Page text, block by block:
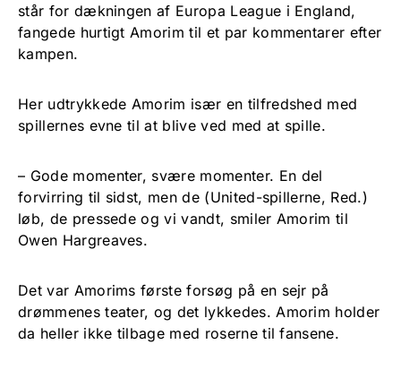
står for dækningen af Europa League i England,
fangede hurtigt Amorim til et par kommentarer efter
kampen.
Her udtrykkede Amorim især en tilfredshed med
spillernes evne til at blive ved med at spille.
– Gode momenter, svære momenter. En del
forvirring til sidst, men de (United-spillerne, Red.)
løb, de pressede og vi vandt, smiler Amorim til
Owen Hargreaves.
Det var Amorims første forsøg på en sejr på
drømmenes teater, og det lykkedes. Amorim holder
da heller ikke tilbage med roserne til fansene.